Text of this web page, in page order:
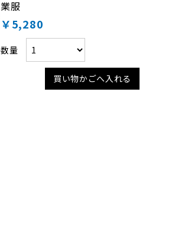
業服
￥5,280
数量
買い物かごへ入れる